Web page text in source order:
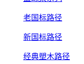
老国标路径
新国标路径
经典塑木路径